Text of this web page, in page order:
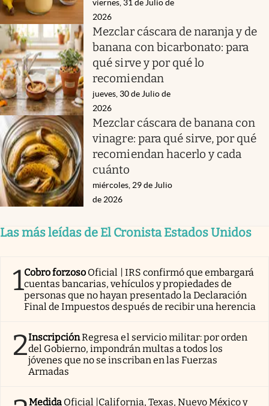
viernes, 31 de Julio de
2026
Mezclar cáscara de naranja y de
banana con bicarbonato: para
qué sirve y por qué lo
recomiendan
jueves, 30 de Julio de
2026
Mezclar cáscara de banana con
vinagre: para qué sirve, por qué
recomiendan hacerlo y cada
cuánto
miércoles, 29 de Julio
de 2026
Las más leídas de El Cronista Estados Unidos
1Cobro forzoso Oficial | IRS confirmó que embargará
cuentas bancarias, vehículos y propiedades de
personas que no hayan presentado la Declaración
Final de Impuestos después de recibir una herencia
2InscripciónRegresa el servicio militar: por orden
del Gobierno, impondrán multas a todos los
jóvenes que no se inscriban en las Fuerzas
Armadas
Medida Oficial |California, Texas, Nuevo México y